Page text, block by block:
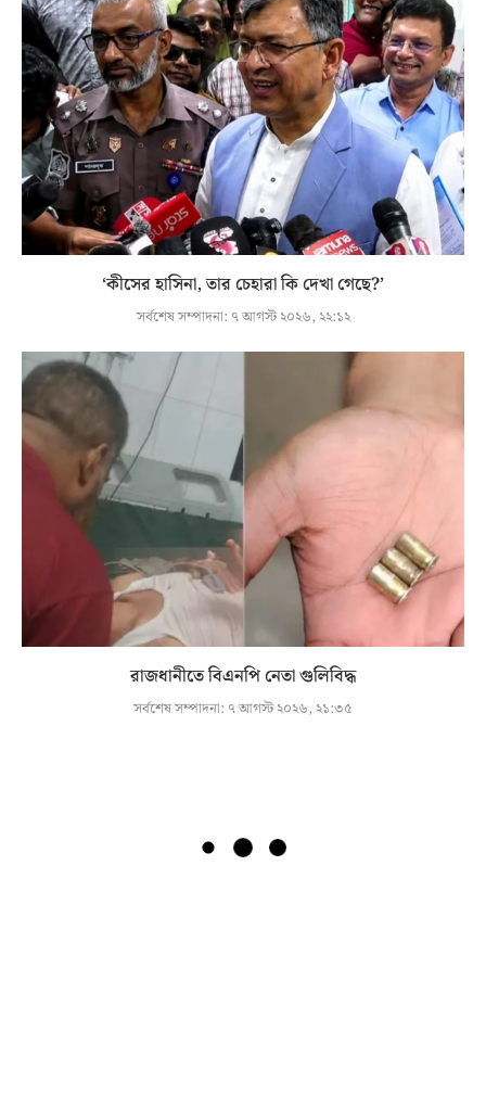
‘কীসের হাসিনা, তার চেহারা কি দেখা গেছে?’
সর্বশেষ সম্পাদনা: ৭ আগস্ট ২০২৬, ২২:১২
রাজধানীতে বিএনপি নেতা গুলিবিদ্ধ
সর্বশেষ সম্পাদনা: ৭ আগস্ট ২০২৬, ২১:৩৫